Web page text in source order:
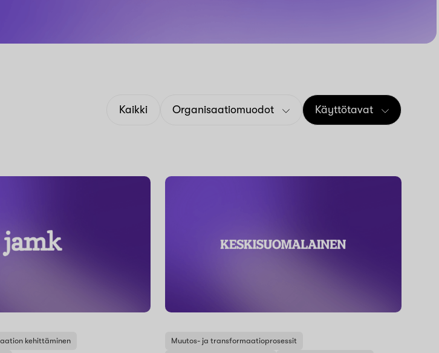
Kaikki Organisaatiomuodot Käyttötavat
kehittäminen
Muutos- ja transformaatioprosessit